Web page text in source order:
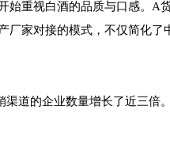
始重视白酒的品质与口感。A
厂家对接的模式，不仅简化了
道的企业数量增长了近三倍